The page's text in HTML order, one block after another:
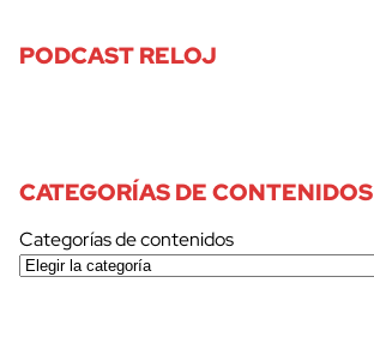
PODCAST RELOJ
CATEGORÍAS DE CONTENIDOS
Categorías de contenidos